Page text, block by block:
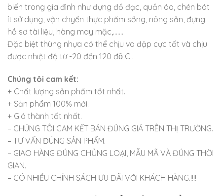
biến trong gia đình như đựng đồ đạc, quần áo, chén bát
ít sử dụng, vận chyển thực phẩm sống, nông sản, đựng
hồ sơ tài liệu, hàng may mặc,…….
Đặc biệt thùng nhựa có thể chịu va đập cực tốt và chịu
được nhiệt độ từ -20 đến 120 độ C .
Chúng tôi cam kết:
+ Chất lượng sản phẩm tốt nhất.
+ Sản phẩm 100% mới.
+ Giá thành tốt nhất.
– CHÚNG TÔI CAM KẾT BÁN ĐÚNG GIÁ TRÊN THỊ TRƯỜNG.
– TƯ VẤN ĐÚNG SẢN PHẨM.
– GIAO HÀNG ĐÚNG CHỦNG LOẠI, MẪU MÃ VÀ ĐÚNG THỜI
GIAN.
– CÓ NHIỀU CHÍNH SÁCH ƯU ĐÃI VỚI KHÁCH HÀNG.!!!!